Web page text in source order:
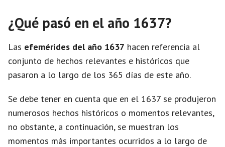
¿Qué pasó en el año 1637?
Las efemérides del año 1637 hacen referencia al
conjunto de hechos relevantes e históricos que
pasaron a lo largo de los 365 días de este año.
Se debe tener en cuenta que en el 1637 se produjeron
numerosos hechos históricos o momentos relevantes,
no obstante, a continuación, se muestran los
momentos más importantes ocurridos a lo largo de